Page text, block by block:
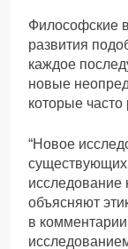
Философские
развития
каждое
новые
которые
“Новое
существующих
исследование
объясняют
в